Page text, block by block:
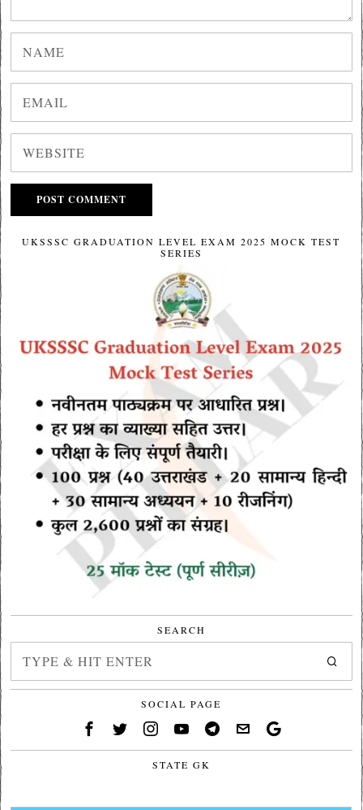
UKSSSC GRADUATION LEVEL EXAM 2025 MOCK TEST
SERIES
SEARCH
SOCIAL PAGE
STATE GK